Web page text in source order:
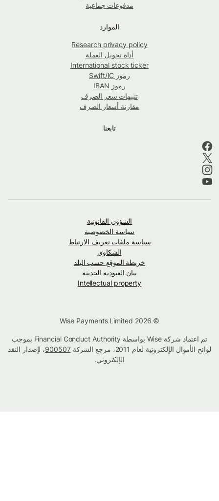
مدفوعات جماعية
الموارد
Research privacy policy
أداة تحويل العملة
International stock ticker
رموز Swift/IC
رموز IBAN
تنبيهات سعر الصرف
مقارنة أسعار الصرف
تابعنا
الشؤون القانونية
سياسة الخصوصية
سياسة ملفات تعريف الارتباط
الشكاوى
خريطة الموقع حسب البلد
بيان العبودية الحديثة
Intellectual property
تم اعتماد شركة Wise بواسطة Financial Conduct Authority بموجب
لوائح الأموال الإلكترونية لعام 2011، مرجع الشركة
900507، لإصدار النقد
الإلكتروني.